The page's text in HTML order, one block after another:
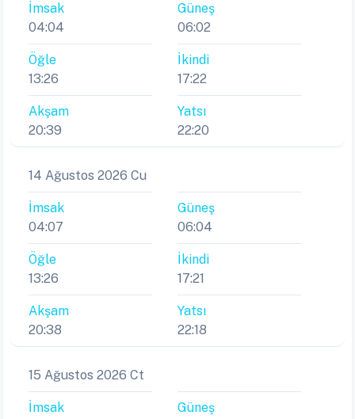
İmsak
04:04
Güneş
06:02
Öğle
13:26
İkindi
17:22
Akşam
20:39
Yatsı
22:20
14 Ağustos 2026 Cu
İmsak
04:07
Güneş
06:04
Öğle
13:26
İkindi
17:21
Akşam
20:38
Yatsı
22:18
15 Ağustos 2026 Ct
İmsak
Güneş